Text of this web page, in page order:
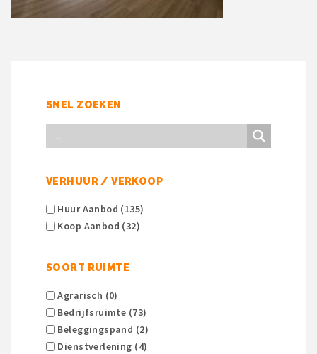
SNEL ZOEKEN
VERHUUR / VERKOOP
Huur Aanbod (135)
Koop Aanbod (32)
SOORT RUIMTE
Agrarisch (0)
Bedrijfsruimte (73)
Beleggingspand (2)
Dienstverlening (4)